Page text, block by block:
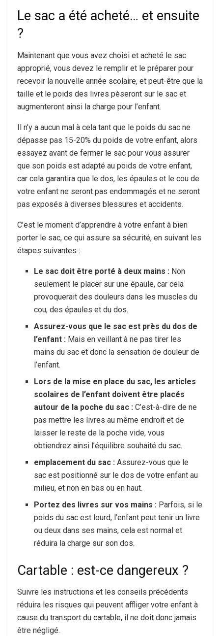
Le sac a été acheté… et ensuite
?
Maintenant que vous avez choisi et acheté le sac
approprié, vous devez le remplir et le préparer pour
recevoir la nouvelle année scolaire, et peut-être que la
taille et le poids des livres pèseront sur le sac et
augmenteront ainsi la charge pour l’enfant.
Il n’y a aucun mal à cela tant que le poids du sac ne
dépasse pas 15-20% du poids de votre enfant, alors
essayez avant de fermer le sac pour vous assurer
que son poids est adapté au poids de votre enfant,
car cela garantira que le dos, les épaules et le cou de
votre enfant ne seront pas endommagés et ne seront
pas exposés à diverses blessures et accidents.
C’est le moment d’apprendre à votre enfant à bien
porter le sac, ce qui assure sa sécurité, en suivant les
étapes suivantes :
Le sac doit être porté à deux mains : Non
seulement le placer sur une épaule, car cela
provoquerait des douleurs dans les muscles du
cou, des épaules et du dos.
Assurez-vous que le sac est près du dos de
l’enfant : Mais en veillant à ne pas tirer les
mains du sac et donc la sensation de douleur de
l’enfant.
Lors de la mise en place du sac, les articles
scolaires de l’enfant doivent être placés
autour de la poche du sac : C’est-à-dire de ne
pas mettre les livres au même endroit et de
laisser le reste de la poche vide, vous
obtiendrez ainsi l’équilibre souhaité du sac.
emplacement du sac : Assurez-vous que le
sac est positionné sur le dos de votre enfant au
milieu, et non en bas ou en haut.
Portez des livres sur vos mains : Parfois, si le
poids du sac est lourd, l’enfant peut tenir un livre
ou deux dans ses mains, cela est normal et
réduira la charge sur son dos.
Cartable : est-ce dangereux ?
Suivre les instructions et les conseils précédents
réduira les risques qui peuvent affliger votre enfant à
cause du transport du cartable, il ne doit donc jamais
être négligé.